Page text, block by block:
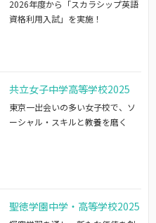
2026年度から「スカラシップ英語
資格利用入試」を実施！
共立女子中学高等学校2025
東京一出会いの多い女子校で、ソ
ーシャル・スキルと教養を磨く
聖徳学園中学・高等学校2025